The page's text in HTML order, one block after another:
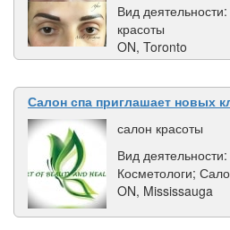
Вид
красоты
ON, Toronto
Салон спа приглашает новых
салон красоты
Вид
Косметологи;
ON, Mississauga